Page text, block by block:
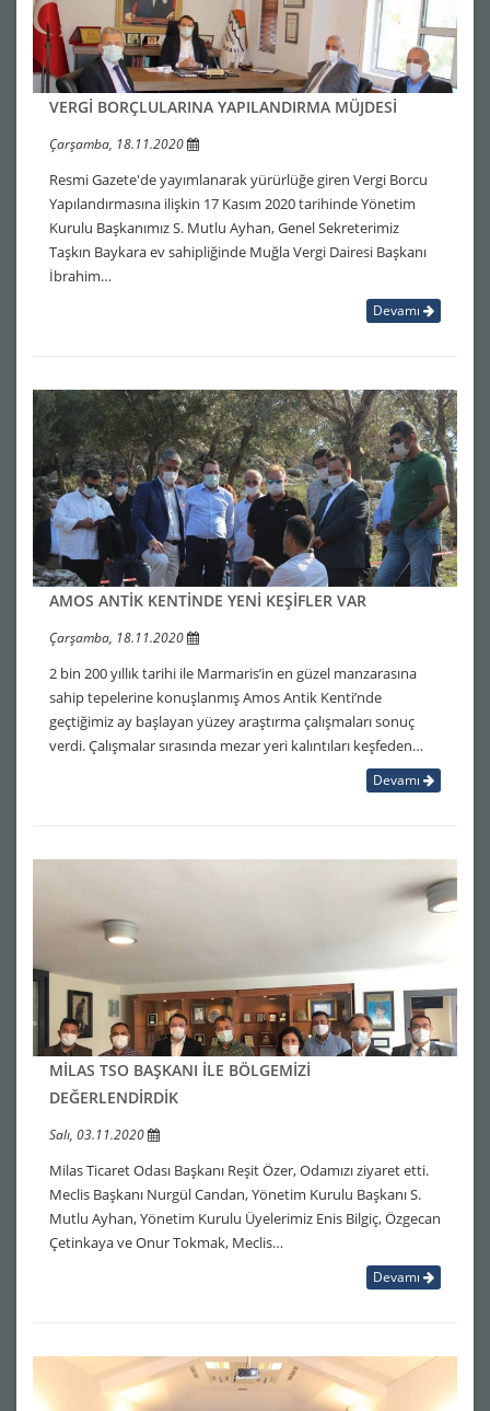
VERGİ BORÇLULARINA YAPILANDIRMA MÜJDESİ
Çarşamba, 18.11.2020
Resmi Gazete'de yayımlanarak yürürlüğe giren Vergi Borcu
Yapılandırmasına ilişkin 17 Kasım 2020 tarihinde Yönetim
Kurulu Başkanımız S. Mutlu Ayhan, Genel Sekreterimiz
Taşkın Baykara ev sahipliğinde Muğla Vergi Dairesi Başkanı
İbrahim…
Devamı
AMOS ANTİK KENTİNDE YENİ KEŞİFLER VAR
Çarşamba, 18.11.2020
2 bin 200 yıllık tarihi ile Marmaris’in en güzel manzarasına
sahip tepelerine konuşlanmış Amos Antik Kenti’nde
geçtiğimiz ay başlayan yüzey araştırma çalışmaları sonuç
verdi. Çalışmalar sırasında mezar yeri kalıntıları keşfeden…
Devamı
MİLAS TSO BAŞKANI İLE BÖLGEMİZİ
DEĞERLENDİRDİK
Salı, 03.11.2020
Milas Ticaret Odası Başkanı Reşit Özer, Odamızı ziyaret etti.
Meclis Başkanı Nurgül Candan, Yönetim Kurulu Başkanı S.
Mutlu Ayhan, Yönetim Kurulu Üyelerimiz Enis Bilgiç, Özgecan
Çetinkaya ve Onur Tokmak, Meclis…
Devamı